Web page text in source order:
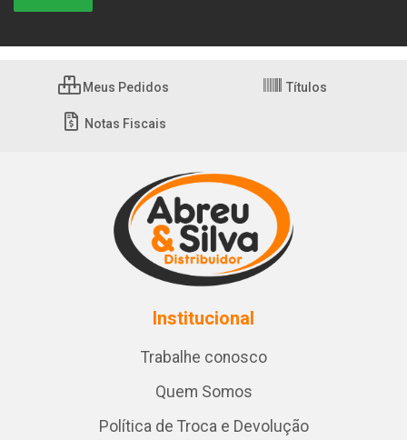
Meus Pedidos Títulos
Notas Fiscais
Institucional
Trabalhe conosco
Quem Somos
Política de Troca e Devolução